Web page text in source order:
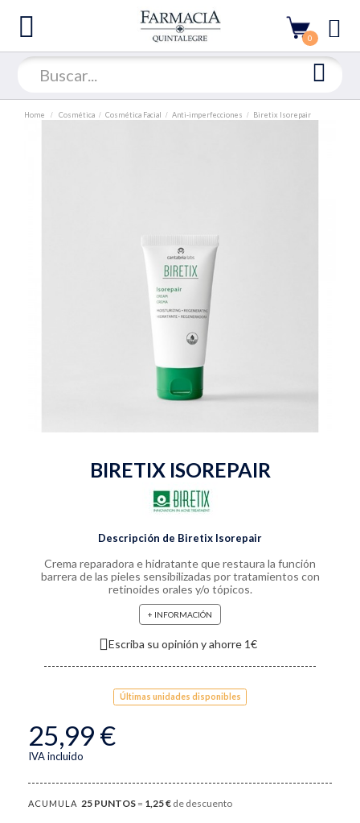
0
Home Cosmética Cosmética Facial Anti-imperfecciones Biretix Isorepair
BIRETIX ISOREPAIR
Descripción de Biretix Isorepair
Crema reparadora e hidratante que restaura la función
barrera de las pieles sensibilizadas por tratamientos con
retinoides orales y/o tópicos.
+ INFORMACIÓN
Escriba su opinión y ahorre 1€
Últimas unidades disponibles
25,99 €
IVA incluido
ACUMULA 25 PUNTOS = 1,25 € de descuento